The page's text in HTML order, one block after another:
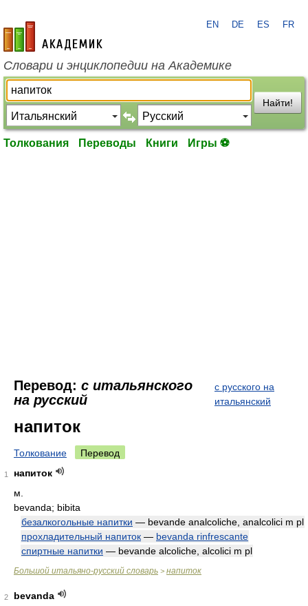
academic.ru
EN DE ES FR
Словари и энциклопедии на Академике
Найти!
Толкования Переводы Книги Игры ⚽
Перевод: с итальянского
на русский
с русского на
итальянский
напиток
Толкование Перевод
1
напиток
м.
bevanda; bibita
безалкогольные напитки — bevande analcoliche, analcolici m pl
прохладительный напиток — bevanda rinfrescante
спиртные напитки — bevande alcoliche, alcolici m pl
Большой итальяно-русский словарь > напиток
2
bevanda